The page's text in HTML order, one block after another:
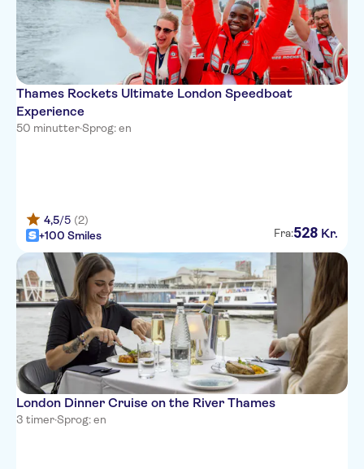
Thames Rockets Ultimate London Speedboat
Experience
50 minutter·Sprog: en
4,5/5 (2)
+100 Smiles
Fra:528 Kr.
London Dinner Cruise on the River Thames
3 timer·Sprog: en